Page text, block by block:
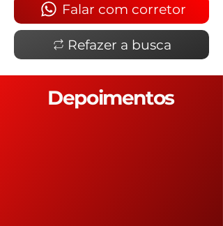
Falar com corretor
Refazer a busca
Depoimentos